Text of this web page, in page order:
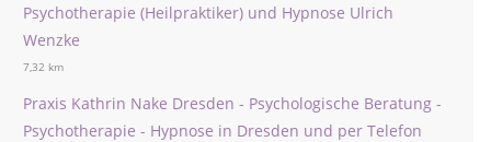
Psychotherapie (Heilpraktiker) und Hypnose Ulrich
Wenzke
7,32 km
Praxis Kathrin Nake Dresden - Psychologische Beratung -
Psychotherapie - Hypnose in Dresden und per Telefon